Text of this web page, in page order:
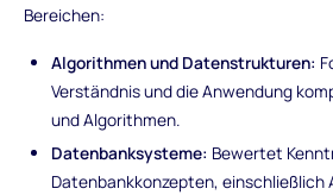
Bereichen:
Algorithmen und Datenstrukturen:
Verständnis und die Anwendung
und Algorithmen.
Datenbanksysteme: Bewertet
Datenbankkonzepten, einschließlich